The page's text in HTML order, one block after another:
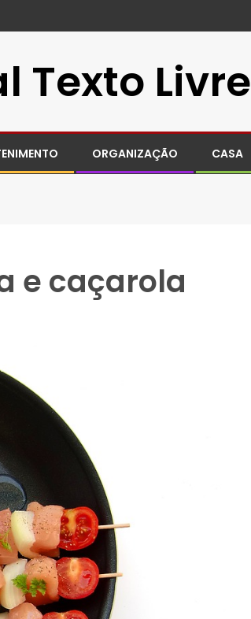
Texto Livre
ORGANIZAÇÃO CASA
e caçarola